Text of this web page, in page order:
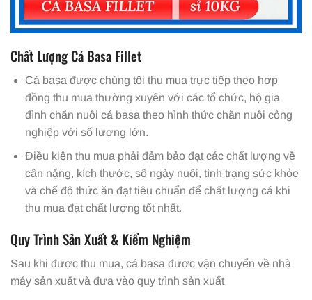
Chất Lượng Cá Basa Fillet
Cá basa được chúng tôi thu mua trực tiếp theo hợp
đồng thu mua thường xuyên với các tổ chức, hộ gia
đình chăn nuôi cá basa theo hình thức chăn nuôi công
nghiệp với số lượng lớn.
Điều kiện thu mua phải đảm bảo đạt các chất lượng về
cân nặng, kích thước, số ngày nuôi, tình trạng sức khỏe
và chế độ thức ăn đạt tiêu chuẩn để chất lượng cá khi
thu mua đạt chất lượng tốt nhất.
Quy Trình Sản Xuất & Kiểm Nghiệm
Sau khi được thu mua, cá basa được vận chuyển về nhà
máy sản xuất và đưa vào quy trình sản xuất